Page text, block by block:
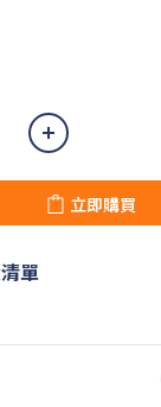
立即購買
單